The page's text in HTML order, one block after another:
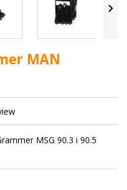

MAN
MSG 90.3 i 90.5